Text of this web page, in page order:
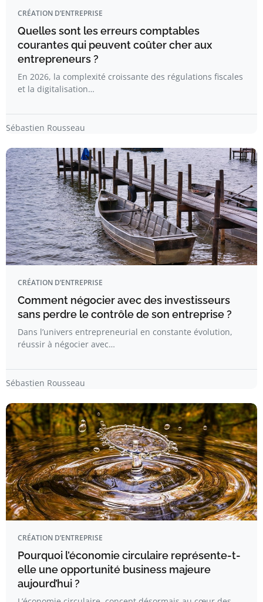
CRÉATION D’ENTREPRISE
Quelles sont les erreurs comptables
courantes qui peuvent coûter cher aux
entrepreneurs ?
En 2026, la complexité croissante des régulations fiscales
et la digitalisation…
Sébastien Rousseau
CRÉATION D’ENTREPRISE
Comment négocier avec des investisseurs
sans perdre le contrôle de son entreprise ?
Dans l’univers entrepreneurial en constante évolution,
réussir à négocier avec…
Sébastien Rousseau
CRÉATION D’ENTREPRISE
Pourquoi l’économie circulaire représente-t-
elle une opportunité business majeure
aujourd’hui ?